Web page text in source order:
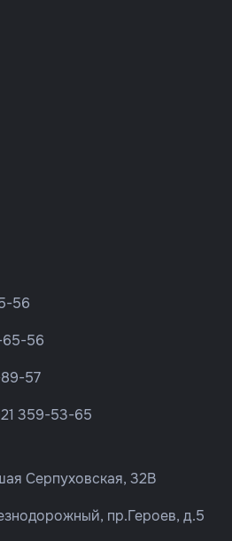
56
65-56
57
359-53-65
Серпуховская, 32В
пр.Героев, д.5